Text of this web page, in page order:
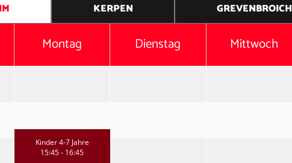
KERPEN GREVENBROICH
Montag
Kinder 4-7 Jahre
15:45 - 16:45
Dienstag Mittwoch